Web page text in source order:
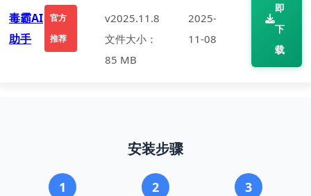
毒霸AI
助手
官方
推荐
v2025.11.8
文件大小：
85 MB
2025-
11-08
即
下
载
安装步骤
1 2 3